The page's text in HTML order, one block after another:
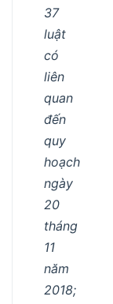
37
luật
có
liên
quan
đến
quy
hoạch
ngày
20
tháng
11
năm
2018;